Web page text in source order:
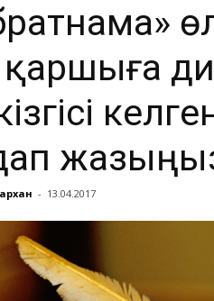
- 13.04.2017